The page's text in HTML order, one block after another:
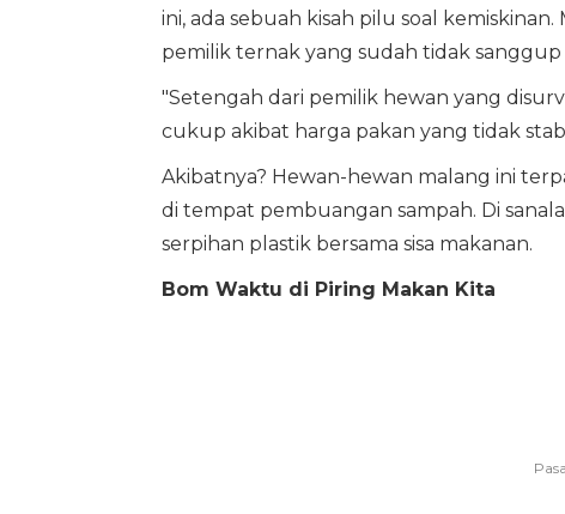
ini, ada sebuah kisah pilu soal
pemilik ternak yang sudah tidak
"Setengah dari pemilik hewan yang
cukup akibat harga pakan yang tidak
Akibatnya? Hewan-hewan malang ini
di tempat pembuangan sampah. Di
serpihan plastik bersama sisa makanan.
Bom Waktu di Piring Makan Kita